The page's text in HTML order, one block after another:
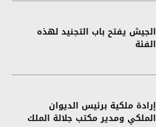
الجيش يفتح باب التجنيد لهذه
الفئة
إرادة ملكية برئيس الديوان
الملكي ومدير مكتب جلالة الملك